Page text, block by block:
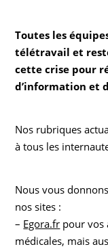
Toutes les
télétravail et
cettecrise pour
d’information et
Nos rubriques
à tous les
Nous vous
nos sites :
– Egora.fr pour vos
médicales, mais